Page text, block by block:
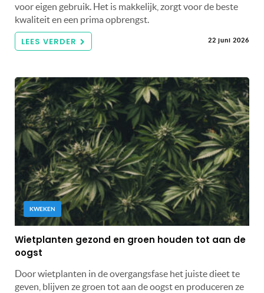
voor eigen gebruik. Het is makkelijk, zorgt voor de beste
kwaliteit en een prima opbrengst.
LEES VERDER 22 juni 2026
KWEKEN
Wietplanten gezond en groen houden tot aan de
oogst
Door wietplanten in de overgangsfase het juiste dieet te
geven, blijven ze groen tot aan de oogst en produceren ze